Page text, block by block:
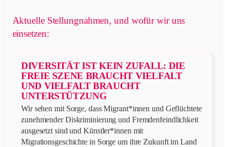
Aktuelle Stellungnahmen, und wofür wir uns
einsetzen:
DIVERSITÄT IST KEIN ZUFALL: DIE
FREIE SZENE BRAUCHT VIELFALT
UND VIELFALT BRAUCHT
UNTERSTÜTZUNG
Wir sehen mit Sorge, dass Migrant*innen und Geflüchtete
zunehmender Diskriminierung und Fremdenfeindlichkeit
ausgesetzt sind und Künstler*innen mit
Migrationsgeschichte in Sorge um ihre Zukunft im Land